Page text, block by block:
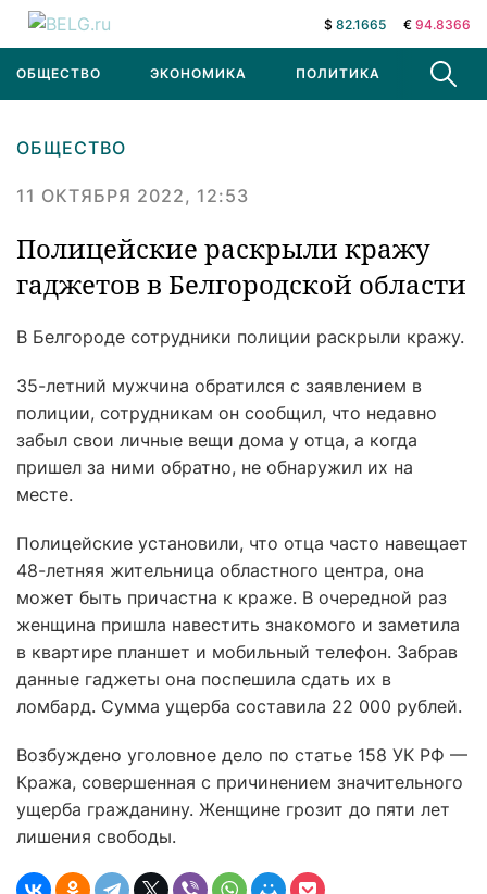
$ 82.1665 € 94.8366
ОБЩЕСТВО ЭКОНОМИКА ПОЛИТИКА В МИРЕ
ОБЩЕСТВО
11 ОКТЯБРЯ 2022, 12:53
Полицейские раскрыли кражу
гаджетов в Белгородской области
В Белгороде сотрудники полиции раскрыли кражу.
35-летний мужчина обратился с заявлением в
полиции, сотрудникам он сообщил, что недавно
забыл свои личные вещи дома у отца, а когда
пришел за ними обратно, не обнаружил их на
месте.
Полицейские установили, что отца часто навещает
48-летняя жительница областного центра, она
может быть причастна к краже. В очередной раз
женщина пришла навестить знакомого и заметила
в квартире планшет и мобильный телефон. Забрав
данные гаджеты она поспешила сдать их в
ломбард. Сумма ущерба составила 22 000 рублей.
Возбуждено уголовное дело по статье 158 УК РФ —
Кража, совершенная с причинением значительного
ущерба гражданину. Женщине грозит до пяти лет
лишения свободы.